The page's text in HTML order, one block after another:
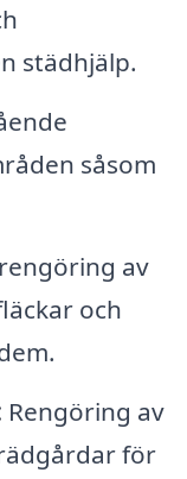
städhjälp.
såsom
av
och
Rengöring av
för